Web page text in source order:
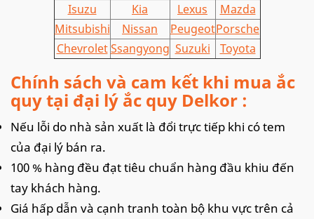
Isuzu
Kia Lexus
Mazda
Mitsubishi
Nissan PeugeotPorsche
Chevrolet Ssangyong Suzuki Toyota
Chính sách và cam kết khi mua ắc
quy tại đại lý ắc quy Delkor :
Nếu lỗi do nhà sản xuất là đổi trực tiếp khi có tem
của đại lý bán ra.
100 % hàng đều đạt tiêu chuẩn hàng đầu khiu đến
tay khách hàng.
Giá hấp dẫn và cạnh tranh toàn bộ khu vực trên cả